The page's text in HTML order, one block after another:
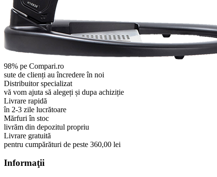
98% pe Compari.ro
sute de clienți au încredere în noi
Distribuitor specializat
vă vom ajuta să alegeți și dupa achiziție
Livrare rapidă
în 2-3 zile lucrătoare
Mărfuri în stoc
livrăm din depozitul propriu
Livrare gratuită
pentru cumpărături de peste 360,00 lei
Informaţii